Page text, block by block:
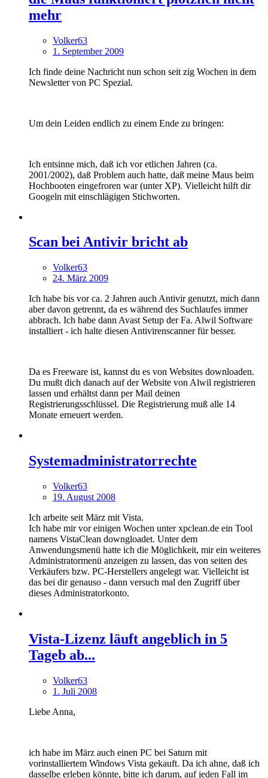
mehr
Volker63
1. September 2009
Ich finde deine Nachricht nun schon seit zig Wochen in dem
Newsletter von PC Spezial.
Um dein Leiden endlich zu einem Ende zu bringen:
Ich entsinne mich, daß ich vor etlichen Jahren (ca.
2001/2002), daß Problem auch hatte, daß meine Maus beim
Hochbooten eingefroren war (unter XP). Vielleicht hilft dir
Googeln mit einschlägigen Stichworten.
Scan bei Antivir bricht ab
Volker63
24. März 2009
Ich habe bis vor ca. 2 Jahren auch Antivir genutzt, mich dann
aber davon getrennt, da es während des Suchlaufes immer
abbrach. Ich habe dann Avast Setup der Fa. Alwil Software
installiert - ich halte diesen Antivirenscanner für besser.
Da es Freeware ist, kannst du es von Websites downloaden.
Du mußt dich danach auf der Website von Alwil registrieren
lassen und erhältst dann per Mail deinen
Registrierungsschlüssel. Die Registrierung muß alle 14
Monate erneuert werden.
Systemadministratorrechte
Volker63
19. August 2008
Ich arbeite seit März mit Vista.
Ich habe mir vor einigen Wochen unter xpclean.de ein Tool
namens VistaClean downgloadet. Unter dem
Anwendungsmenü hatte ich die Möglichkeit, mir ein weiteres
Administratormenü anzeigen zu lassen, das von seiten des
Verkäufers bzw. PC-Herstellers angelegt war. Vielleicht ist
das bei dir genauso - dann versuch mal den Zugriff über
dieses Administratorkonto.
Vista-Lizenz läuft angeblich in 5
Tageb ab...
Volker63
1. Juli 2008
Liebe Anna,
ich habe im März auch einen PC bei Saturn mit
vorinstalliertem Windows Vista gekauft. Da ich ahne, daß ich
dasselbe erleben könnte, bitte ich darum, auf jeden Fall im